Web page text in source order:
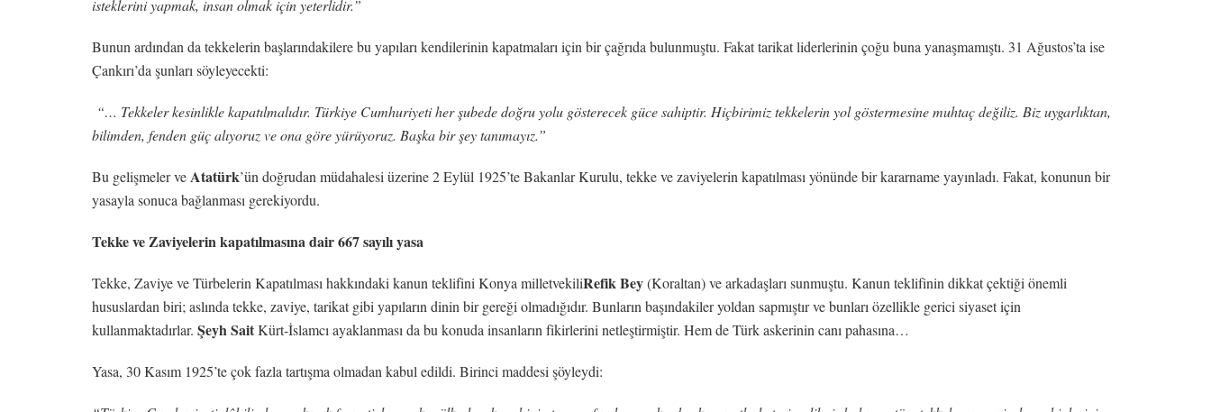
isteklerini yapmak, insan olmak için yeterlidir.”
Bunun ardından da tekkelerin başlarındakilere bu yapıları kendilerinin kapatmaları için bir çağrıda bulunmuştu. Fakat tarikat liderlerinin çoğu buna yanaşmamıştı. 31 Ağustos’ta ise
Çankırı’da şunları söyleyecekti:
“… Tekkeler kesinlikle kapatılmalıdır. Türkiye Cumhuriyeti her şubede doğru yolu gösterecek güce sahiptir. Hiçbirimiz tekkelerin yol göstermesine muhtaç değiliz. Biz uygarlıktan,
bilimden, fenden güç alıyoruz ve ona göre yürüyoruz. Başka bir şey tanımayız.”
Bu gelişmeler veAtatürk’ün doğrudan müdahalesi üzerine 2 Eylül 1925’te Bakanlar Kurulu, tekke ve zaviyelerin kapatılması yönünde bir kararname yayınladı. Fakat, konunun bir
yasayla sonuca bağlanması gerekiyordu.
Tekke ve Zaviyelerin kapatılmasına dair 667 sayılı yasa
Tekke, Zaviye ve Türbelerin Kapatılması hakkındaki kanun teklifini Konya milletvekiliRefik Bey(Koraltan) ve arkadaşları sunmuştu. Kanun teklifinin dikkat çektiği önemli
hususlardan biri; aslında tekke, zaviye, tarikat gibi yapıların dinin bir gereği olmadığıdır. Bunların başındakiler yoldan sapmıştır ve bunları özellikle gerici siyaset için
kullanmaktadırlar. Şeyh SaitKürt-İslamcı ayaklanması da bu konuda insanların fikirlerini netleştirmiştir. Hem de Türk askerinin canı pahasına…
Yasa, 30 Kasım 1925’te çok fazla tartışma olmadan kabul edildi. Birinci maddesi şöyleydi: